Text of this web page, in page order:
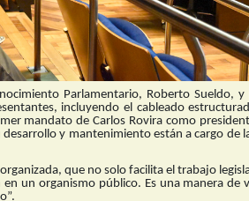
Parlamentario, Roberto Sueldo,
incluyendo el cableado
mandato de Carlos Rovira como
y mantenimiento están a cargo de
que no solo facilita el trabajo
un organismo público. Es una manera de